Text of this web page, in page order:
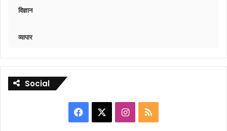
विज्ञान
व्यापार
Social
Facebook Instagram
RSS